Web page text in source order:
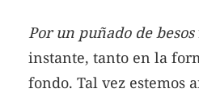
Por un puñado de besos
instante, tanto en la
fondo. Tal vez estemos